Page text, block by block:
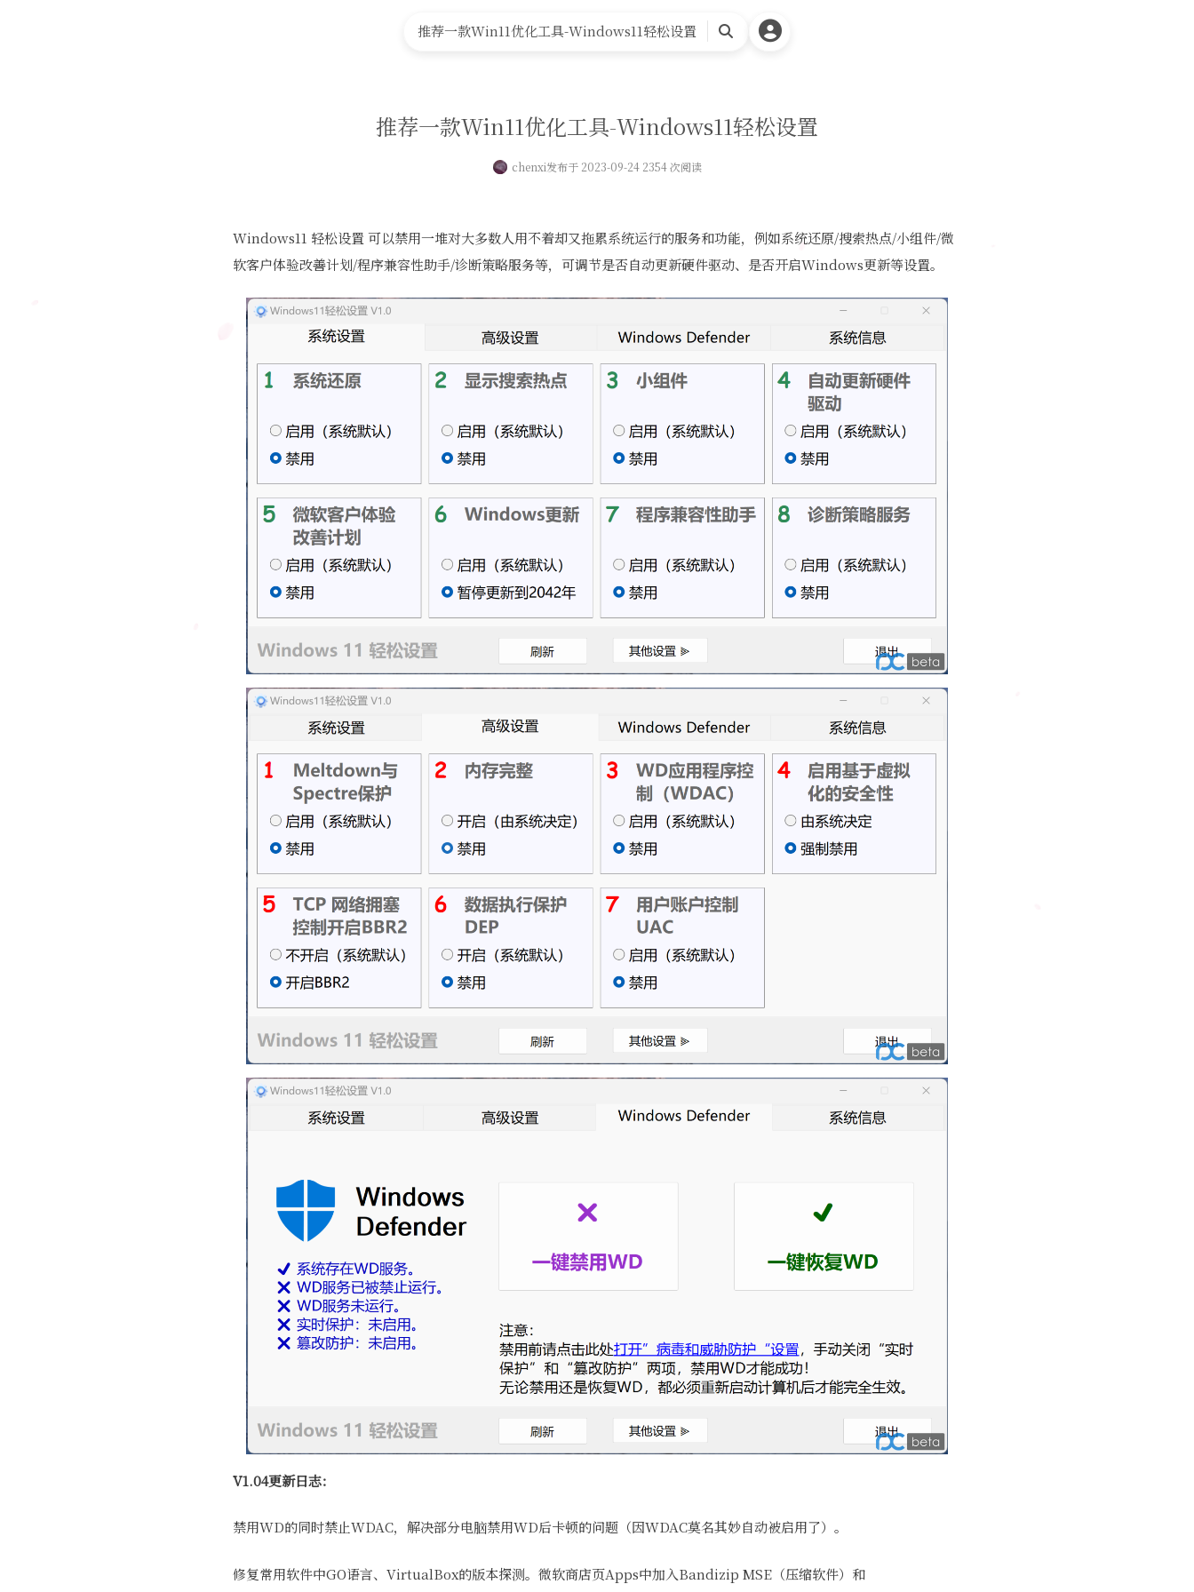
推荐一款Win11优化工具-Windows11轻松设置
搜
推荐一款Win11优化工具-Windows11轻松设置
chenxi发布于 2023-09-24 2354 次阅读
Windows11 轻松设置 可以禁用一堆对大多数人用不着却又拖累系统运行的服务和功能，例如系统还原/搜索热点/小组件/微
软客户体验改善计划/程序兼容性助手/诊断策略服务等，可调节是否自动更新硬件驱动、是否开启Windows更新等设置。
V1.04更新日志：
禁用WD的同时禁止WDAC，解决部分电脑禁用WD后卡顿的问题（因WDAC莫名其妙自动被启用了）。
修复常用软件中GO语言、VirtualBox的版本探测。微软商店页Apps中加入Bandizip MSE（压缩软件）和